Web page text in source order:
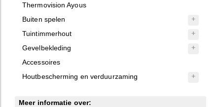
Thermovision Ayous
Buiten spelen
Tuintimmerhout
Gevelbekleding
Accessoires
Houtbescherming en verduurzaming
Meer informatie over: